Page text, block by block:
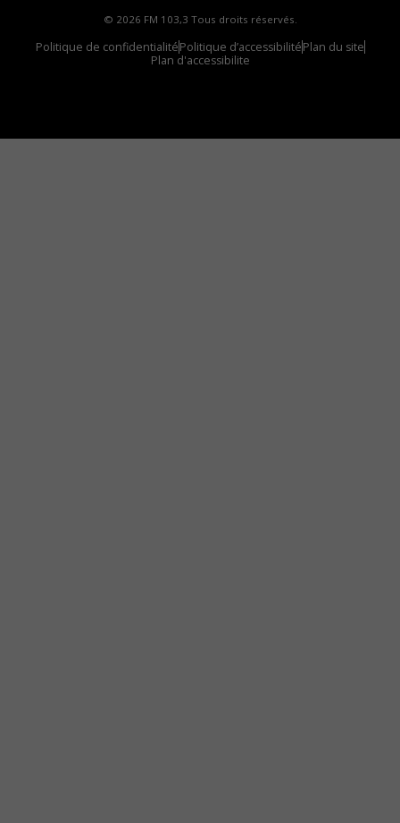
© 2026 FM 103,3 Tous droits réservés.
Politique de confidentialitéPolitique d’accessibilitéPlan du site
Plan d'accessibilite